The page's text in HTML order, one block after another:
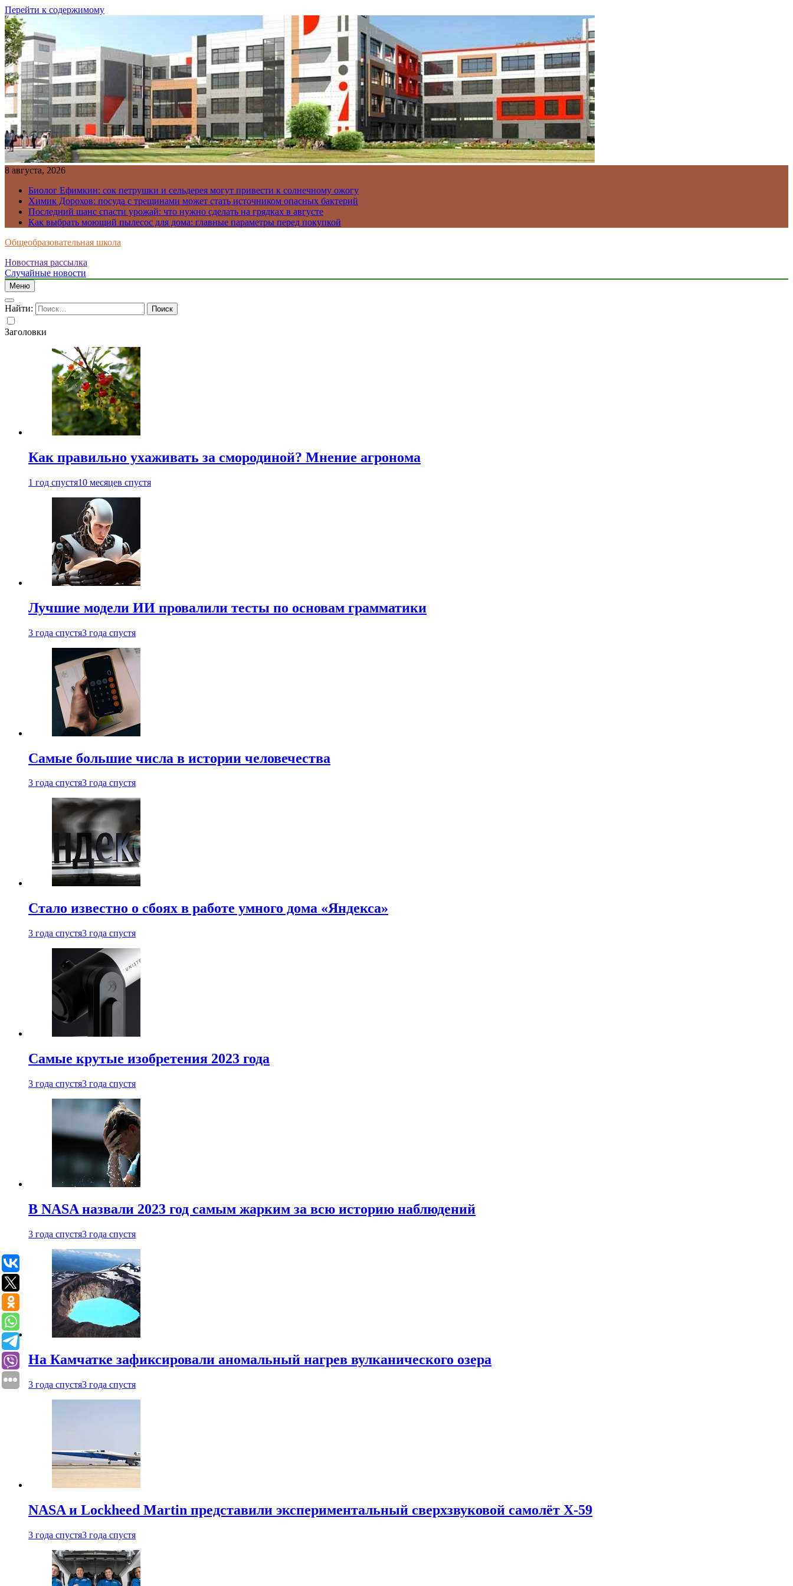
Перейти к содержимому
8 августа, 2026
Биолог Ефимкин: сок петрушки и сельдерея могут привести к солнечному ожогу
Химик Дорохов: посуда с трещинами может стать источником опасных бактерий
Последний шанс спасти урожай: что нужно сделать на грядках в августе
Как выбрать моющий пылесос для дома: главные параметры перед покупкой
Общеобразовательная школа
Новостная рассылка
Случайные новости
Меню
Найти:
Заголовки
Как правильно ухаживать за смородиной? Мнение агронома
1 год спустя10 месяцев спустя
Лучшие модели ИИ провалили тесты по основам грамматики
3 года спустя3 года спустя
Самые большие числа в истории человечества
3 года спустя3 года спустя
Стало известно о сбоях в работе умного дома «Яндекса»
3 года спустя3 года спустя
Самые крутые изобретения 2023 года
3 года спустя3 года спустя
В NASA назвали 2023 год самым жарким за всю историю наблюдений
3 года спустя3 года спустя
На Камчатке зафиксировали аномальный нагрев вулканического озера
3 года спустя3 года спустя
NASA и Lockheed Martin представили экспериментальный сверхзвуковой самолёт X-59
3 года спустя3 года спустя